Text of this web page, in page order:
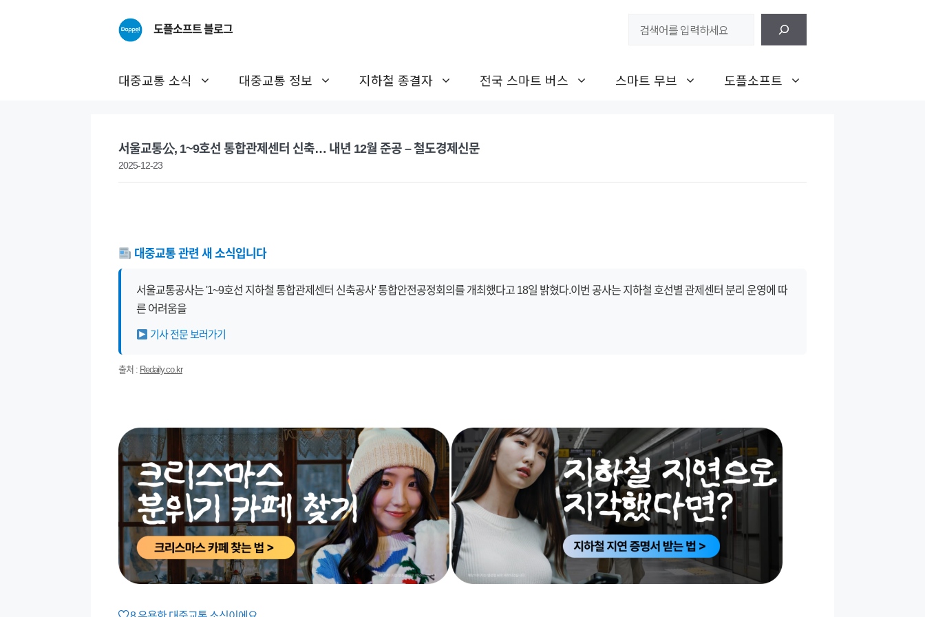
도플소프트 블로그
대중교통 소식 대중교통 정보 지하철 종결자 전국 스마트 버스 스마트 무브 도플소프트
서울교통公, 1~9호선 통합관제센터 신축… 내년 12월 준공 – 철도경제신문
2025-12-23
대중교통 관련 새 소식입니다
서울교통공사는 '1~9호선 지하철 통합관제센터 신축공사' 통합안전공정회의를 개최했다고 18일 밝혔다.이번 공사는 지하철 호선별 관제센터 분리 운영에 따
른 어려움을
기사 전문 보러가기
출처 : Redaily.co.kr